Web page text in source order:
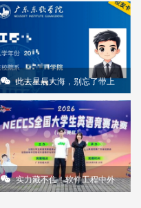
师是TA！
此去星辰大海，别忘了带上
这张校友卡
实力藏不住！软件工程中外